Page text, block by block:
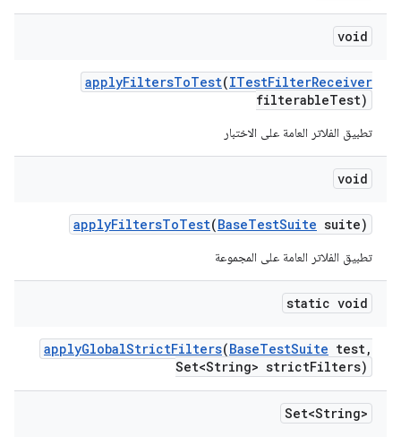
void
applyFiltersToTest(ITestFilterReceiver
filterableTest)
تطبيق الفلاتر العامة على الاختبار
void
applyFiltersToTest(BaseTestSuite suite)
تطبيق الفلاتر العامة على المجموعة
static void
applyGlobalStrictFilters(BaseTestSuite test,
Set<String> strictFilters)
Set<String>